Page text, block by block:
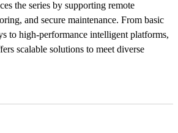
the series by supporting remote
and secure maintenance. From basic
to high-performance intelligent platforms,
scalable solutions to meet diverse